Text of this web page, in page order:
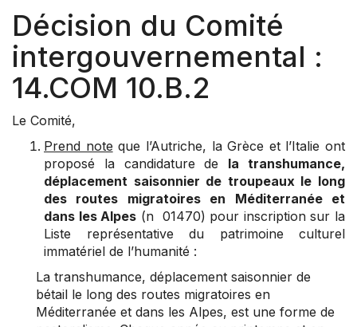
Décision du Comité
intergouvernemental :
14.COM 10.B.2
Le Comité,
Prend note que l’Autriche, la Grèce et l’Italie ont
proposé la candidature de la transhumance,
déplacement saisonnier de troupeaux le long
des routes migratoires en Méditerranée et
dans les Alpes (n 01470) pour inscription sur la
Liste représentative du patrimoine culturel
immatériel de l’humanité :
La transhumance, déplacement saisonnier de
bétail le long des routes migratoires en
Méditerranée et dans les Alpes, est une forme de